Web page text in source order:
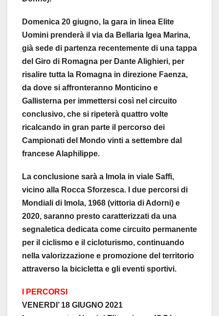
Domenica 20 giugno, la gara in linea Elite
Uomini prenderà il via da Bellaria Igea Marina,
già sede di partenza recentemente di una tappa
del Giro di Romagna per Dante Alighieri, per
risalire tutta la Romagna in direzione Faenza,
da dove si affronteranno Monticino e
Gallisterna per immettersi così nel circuito
conclusivo, che si ripeterà quattro volte
ricalcando in gran parte il percorso dei
Campionati del Mondo vinti a settembre dal
francese Alaphilippe.
La conclusione sarà a Imola in viale Saffi,
vicino alla Rocca Sforzesca. I due percorsi di
Mondiali di Imola, 1968 (vittoria di Adorni) e
2020, saranno presto caratterizzati da una
segnaletica dedicata come circuito permanente
per il ciclismo e il cicloturismo, continuando
nella valorizzazione e promozione del territorio
attraverso la bicicletta e gli eventi sportivi.
I PERCORSI
VENERDI’ 18 GIUGNO 2021